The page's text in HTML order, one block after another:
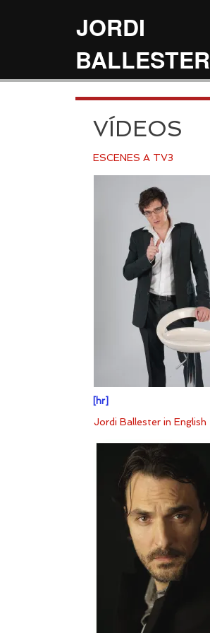
JORDI
BALLESTER
VÍDEOS
ESCENES A TV3
[hr]
Jordi Ballester in English